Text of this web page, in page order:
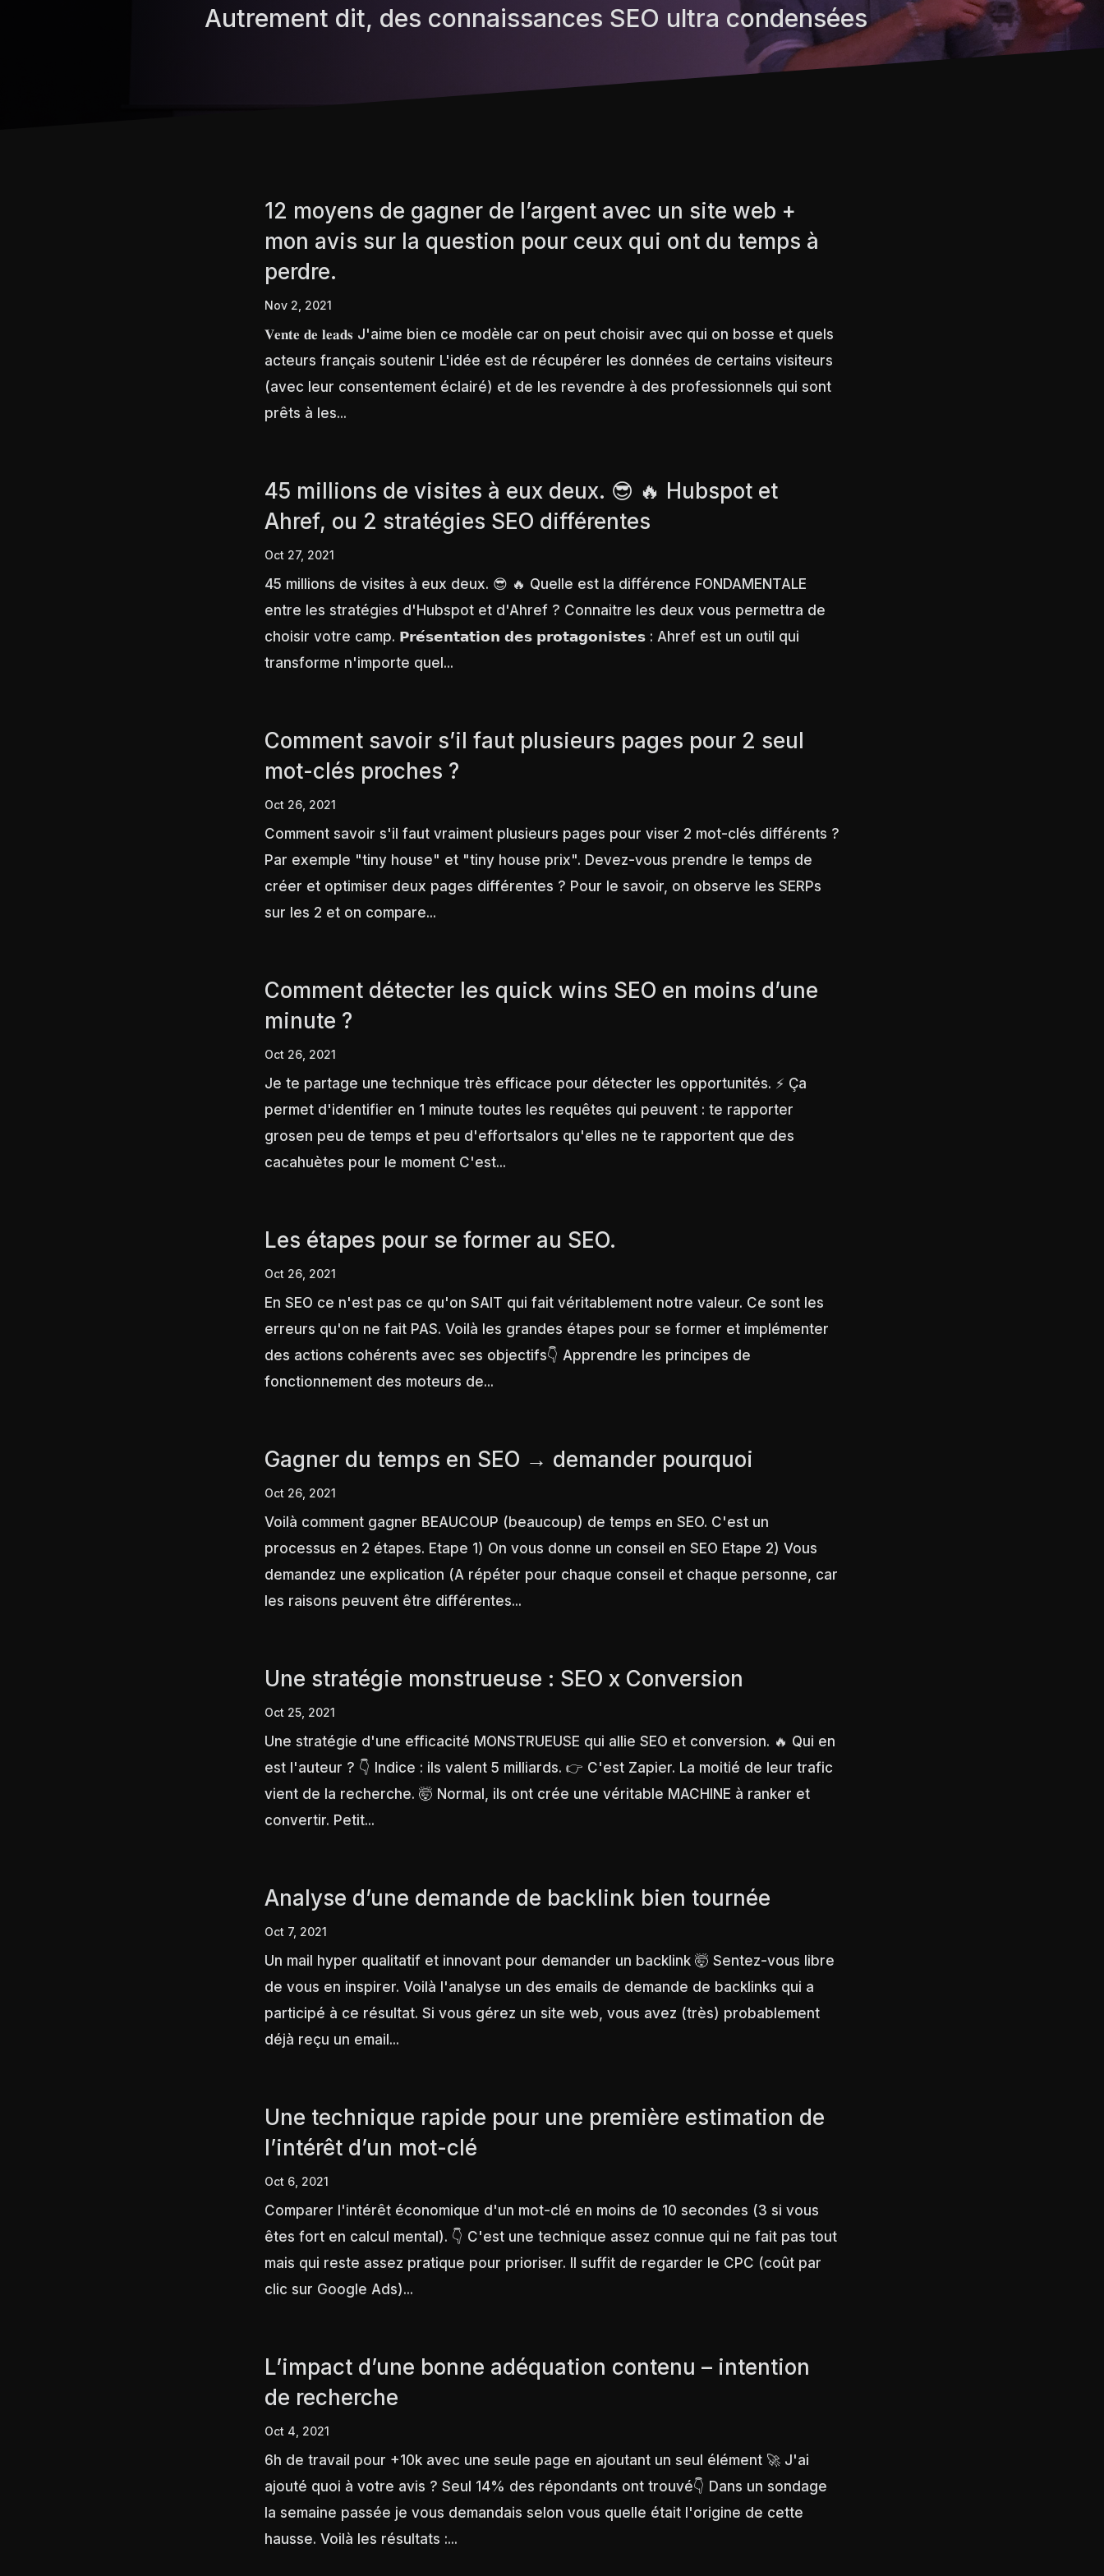
Autrement dit, des connaissances SEO ultra condensées
12 moyens de gagner de l’argent avec un site web +
mon avis sur la question pour ceux qui ont du temps à
perdre.
Nov 2, 2021
𝐕𝐞𝐧𝐭𝐞 𝐝𝐞 𝐥𝐞𝐚𝐝𝐬 J'aime bien ce modèle car on peut choisir avec qui on bosse et quels
acteurs français soutenir L'idée est de récupérer les données de certains visiteurs
(avec leur consentement éclairé) et de les revendre à des professionnels qui sont
prêts à les...
45 millions de visites à eux deux. 😎 🔥 Hubspot et
Ahref, ou 2 stratégies SEO différentes
Oct 27, 2021
45 millions de visites à eux deux. 😎 🔥 Quelle est la différence FONDAMENTALE
entre les stratégies d'Hubspot et d'Ahref ? Connaitre les deux vous permettra de
choisir votre camp. 𝗣𝗿𝗲́𝘀𝗲𝗻𝘁𝗮𝘁𝗶𝗼𝗻 𝗱𝗲𝘀 𝗽𝗿𝗼𝘁𝗮𝗴𝗼𝗻𝗶𝘀𝘁𝗲𝘀 : Ahref est un outil qui
transforme n'importe quel...
Comment savoir s’il faut plusieurs pages pour 2 seul
mot-clés proches ?
Oct 26, 2021
Comment savoir s'il faut vraiment plusieurs pages pour viser 2 mot-clés différents ?
Par exemple "tiny house" et "tiny house prix". Devez-vous prendre le temps de
créer et optimiser deux pages différentes ? Pour le savoir, on observe les SERPs
sur les 2 et on compare...
Comment détecter les quick wins SEO en moins d’une
minute ?
Oct 26, 2021
Je te partage une technique très efficace pour détecter les opportunités. ⚡️ Ça
permet d'identifier en 1 minute toutes les requêtes qui peuvent : te rapporter
grosen peu de temps et peu d'effortsalors qu'elles ne te rapportent que des
cacahuètes pour le moment C'est...
Les étapes pour se former au SEO.
Oct 26, 2021
En SEO ce n'est pas ce qu'on SAIT qui fait véritablement notre valeur. Ce sont les
erreurs qu'on ne fait PAS. Voilà les grandes étapes pour se former et implémenter
des actions cohérents avec ses objectifs👇 Apprendre les principes de
fonctionnement des moteurs de...
Gagner du temps en SEO → demander pourquoi
Oct 26, 2021
Voilà comment gagner BEAUCOUP (beaucoup) de temps en SEO. C'est un
processus en 2 étapes. Etape 1) On vous donne un conseil en SEO Etape 2) Vous
demandez une explication (A répéter pour chaque conseil et chaque personne, car
les raisons peuvent être différentes...
Une stratégie monstrueuse : SEO x Conversion
Oct 25, 2021
Une stratégie d'une efficacité MONSTRUEUSE qui allie SEO et conversion. 🔥 Qui en
est l'auteur ? 👇 Indice : ils valent 5 milliards. 👉 C'est Zapier. La moitié de leur trafic
vient de la recherche. 🤯 Normal, ils ont crée une véritable MACHINE à ranker et
convertir. Petit...
Analyse d’une demande de backlink bien tournée
Oct 7, 2021
Un mail hyper qualitatif et innovant pour demander un backlink 🤯 Sentez-vous libre
de vous en inspirer. Voilà l'analyse un des emails de demande de backlinks qui a
participé à ce résultat. Si vous gérez un site web, vous avez (très) probablement
déjà reçu un email...
Une technique rapide pour une première estimation de
l’intérêt d’un mot-clé
Oct 6, 2021
Comparer l'intérêt économique d'un mot-clé en moins de 10 secondes (3 si vous
êtes fort en calcul mental). 👇 C'est une technique assez connue qui ne fait pas tout
mais qui reste assez pratique pour prioriser. Il suffit de regarder le CPC (coût par
clic sur Google Ads)...
L’impact d’une bonne adéquation contenu – intention
de recherche
Oct 4, 2021
6h de travail pour +10k avec une seule page en ajoutant un seul élément 🚀 J'ai
ajouté quoi à votre avis ? Seul 14% des répondants ont trouvé👇 Dans un sondage
la semaine passée je vous demandais selon vous quelle était l'origine de cette
hausse. Voilà les résultats :...